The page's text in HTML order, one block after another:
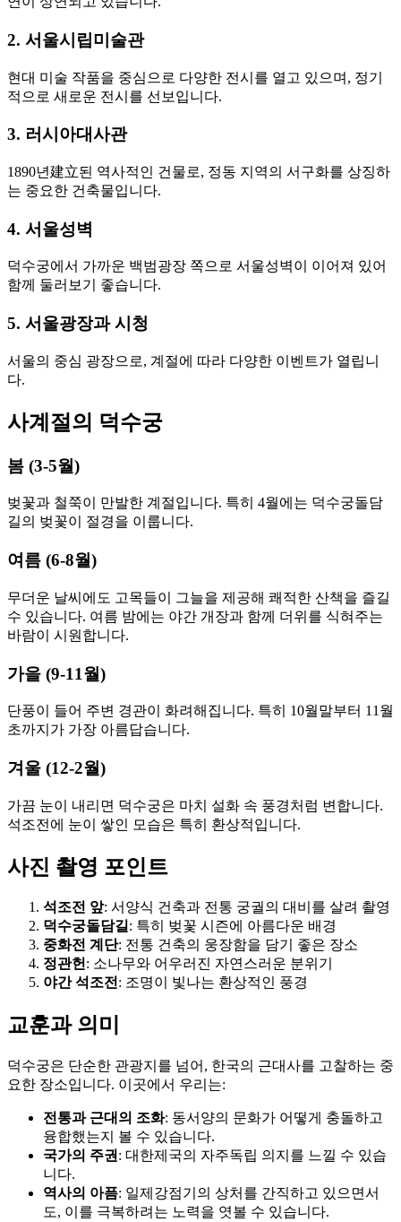
2. 서울시립미술관
현대 미술 작품을 중심으로 다양한 전시를 열고 있으며, 정기
적으로 새로운 전시를 선보입니다.
3. 러시아대사관
1890년建立된 역사적인 건물로, 정동 지역의 서구화를 상징하
는 중요한 건축물입니다.
4. 서울성벽
덕수궁에서 가까운 백범광장 쪽으로 서울성벽이 이어져 있어
함께 둘러보기 좋습니다.
5. 서울광장과 시청
서울의 중심 광장으로, 계절에 따라 다양한 이벤트가 열립니
다.
사계절의 덕수궁
봄 (3-5월)
벚꽃과 철쭉이 만발한 계절입니다. 특히 4월에는 덕수궁돌담
길의 벚꽃이 절경을 이룹니다.
여름 (6-8월)
무더운 날씨에도 고목들이 그늘을 제공해 쾌적한 산책을 즐길
수 있습니다. 여름 밤에는 야간 개장과 함께 더위를 식혀주는
바람이 시원합니다.
가을 (9-11월)
단풍이 들어 주변 경관이 화려해집니다. 특히 10월말부터 11월
초까지가 가장 아름답습니다.
겨울 (12-2월)
가끔 눈이 내리면 덕수궁은 마치 설화 속 풍경처럼 변합니다.
석조전에 눈이 쌓인 모습은 특히 환상적입니다.
사진 촬영 포인트
석조전 앞: 서양식 건축과 전통 궁궐의 대비를 살려 촬영
덕수궁돌담길: 특히 벚꽃 시즌에 아름다운 배경
중화전 계단: 전통 건축의 웅장함을 담기 좋은 장소
정관헌: 소나무와 어우러진 자연스러운 분위기
야간 석조전: 조명이 빛나는 환상적인 풍경
교훈과 의미
덕수궁은 단순한 관광지를 넘어, 한국의 근대사를 고찰하는 중
요한 장소입니다. 이곳에서 우리는:
전통과 근대의 조화: 동서양의 문화가 어떻게 충돌하고
융합했는지 볼 수 있습니다.
국가의 주권 : 대한제국의 자주독립 의지를 느낄 수 있습
니다.
역사의 아픔: 일제강점기의 상처를 간직하고 있으면서
도, 이를 극복하려는 노력을 엿볼 수 있습니다.